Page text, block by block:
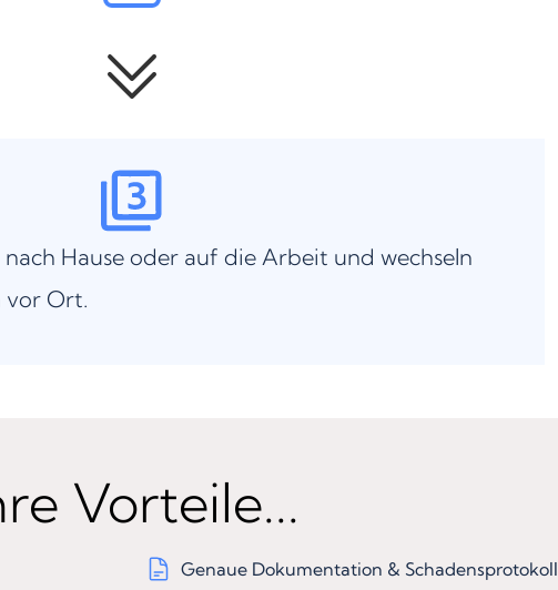
Hause oder auf die Arbeit und wechseln
vor Ort.
Vorteile...
Genaue Dokumentation & Schadensprotokoll